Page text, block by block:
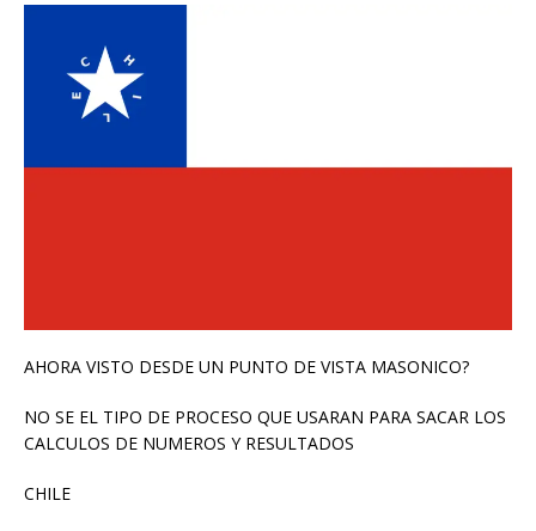
AHORA VISTO DESDE UN PUNTO DE VISTA MASONICO?
NO SE EL TIPO DE PROCESO QUE USARAN PARA SACAR LOS
CALCULOS DE NUMEROS Y RESULTADOS
CHILE